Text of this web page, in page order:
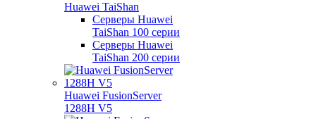
Huawei TaiShan
Серверы Huawei
TaiShan 100 серии
Серверы Huawei
TaiShan 200 серии
Huawei FusionServer
1288H V5